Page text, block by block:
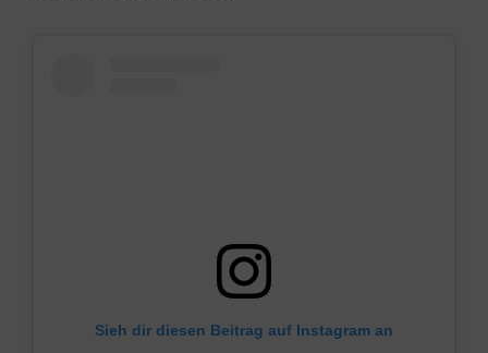
Sieh dir diesen Beitrag auf Instagram an